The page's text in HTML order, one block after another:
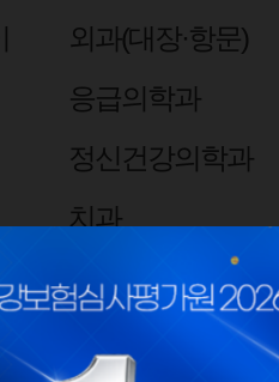
외과(대장·항문)
응급의학과
정신건강의학과
치과
심장혈관흉부외과